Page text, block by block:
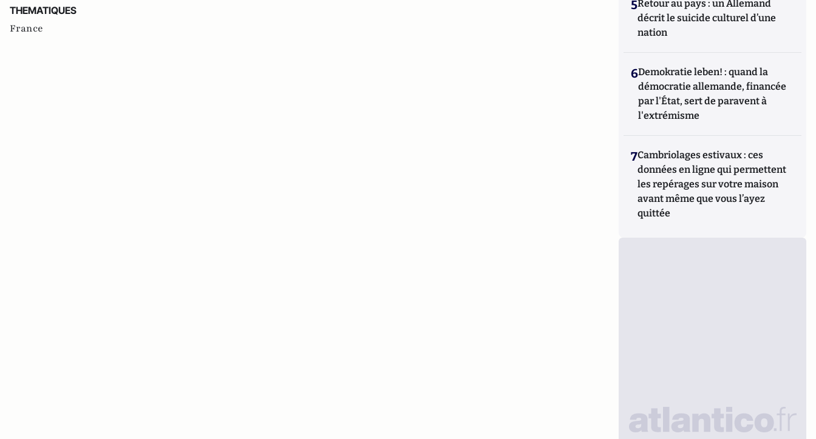
THEMATIQUES
France
5Retour au pays : un Allemand
décrit le suicide culturel d’une
nation
6Demokratie leben! : quand la
démocratie allemande, financée
par l'État, sert de paravent à
l'extrémisme
7Cambriolages estivaux : ces
données en ligne qui permettent
les repérages sur votre maison
avant même que vous l’ayez
quittée